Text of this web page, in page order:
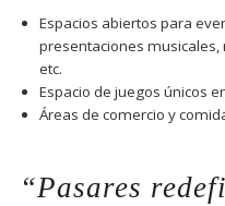
Espacios abiertos para
presentaciones
etc.
Espacio de juegos únicos
Áreas de comercio y
“Pasares